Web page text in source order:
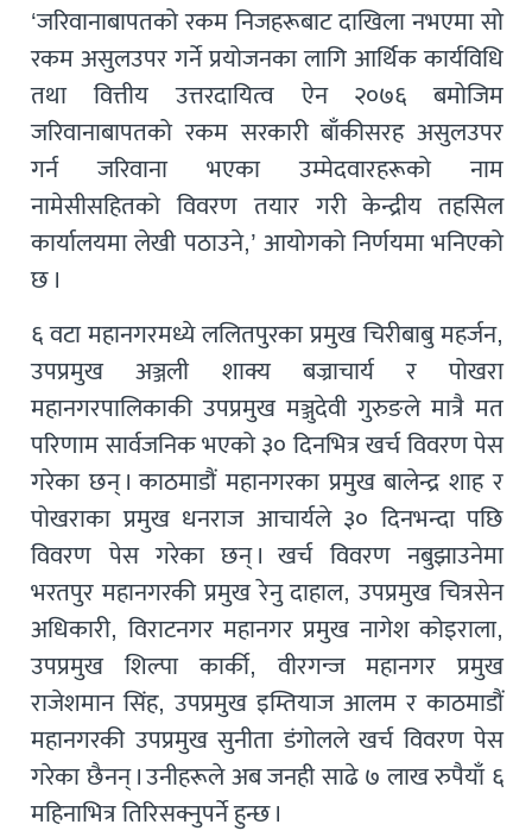
‘जरिवानाबापतको रकम निजहरूबाट दाखिला नभएमा सो
रकम असुलउपर गर्ने प्रयोजनका लागि आर्थिक कार्यविधि
तथा वित्तीय उत्तरदायित्व ऐन २०७६ बमोजिम
जरिवानाबापतको रकम सरकारी बाँकीसरह असुलउपर
गर्न जरिवाना भएका उम्मेदवारहरूको नाम
नामेसीसहितको विवरण तयार गरी केन्द्रीय तहसिल
कार्यालयमा लेखी पठाउने,’ आयोगको निर्णयमा भनिएको
छ ।
६ वटा महानगरमध्ये ललितपुरका प्रमुख चिरीबाबु महर्जन,
उपप्रमुख अञ्जली शाक्य बज्राचार्य र पोखरा
महानगरपालिकाकी उपप्रमुख मञ्जुदेवी गुरुङले मात्रै मत
परिणाम सार्वजनिक भएको ३० दिनभित्र खर्च विवरण पेस
गरेका छन् । काठमाडौं महानगरका प्रमुख बालेन्द्र शाह र
पोखराका प्रमुख धनराज आचार्यले ३० दिनभन्दा पछि
विवरण पेस गरेका छन् । खर्च विवरण नबुझाउनेमा
भरतपुर महानगरकी प्रमुख रेनु दाहाल, उपप्रमुख चित्रसेन
अधिकारी, विराटनगर महानगर प्रमुख नागेश कोइराला,
उपप्रमुख शिल्पा कार्की, वीरगन्ज महानगर प्रमुख
राजेशमान सिंह, उपप्रमुख इम्तियाज आलम र काठमाडौं
महानगरकी उपप्रमुख सुनीता डंगोलले खर्च विवरण पेस
गरेका छैनन् । उनीहरूले अब जनही साढे ७ लाख रुपैयाँ ६
महिनाभित्र तिरिसक्नुपर्ने हुन्छ ।